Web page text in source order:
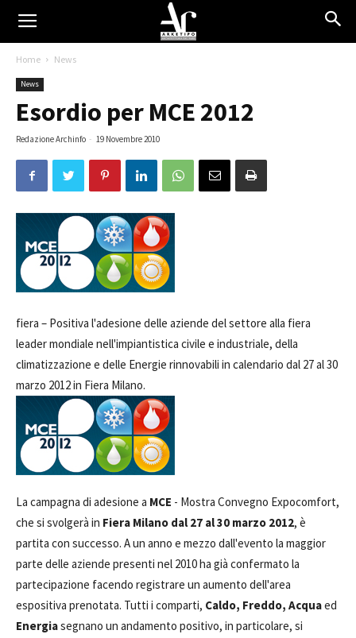
Home News
News
Esordio per MCE 2012
Redazione Archinfo - 19 Novembre 2010
fiera – Positiva l'adesione delle aziende del settore alla fiera
leader mondiale nell'impiantistica civile e industriale, della
climatizzazione e delle Energie rinnovabili in calendario dal 27 al 30
marzo 2012 in Fiera Milano.
La campagna di adesione a MCE - Mostra Convegno Expocomfort,
che si svolgerà in Fiera Milano dal 27 al 30 marzo 2012, è
partita con successo. A un anno e mezzo dall'evento la maggior
parte delle aziende presenti nel 2010 ha già confermato la
partecipazione facendo registrare un aumento dell'area
espositiva prenotata. Tutti i comparti, Caldo, Freddo, Acquaed
Energiasegnano un andamento positivo, in particolare, si